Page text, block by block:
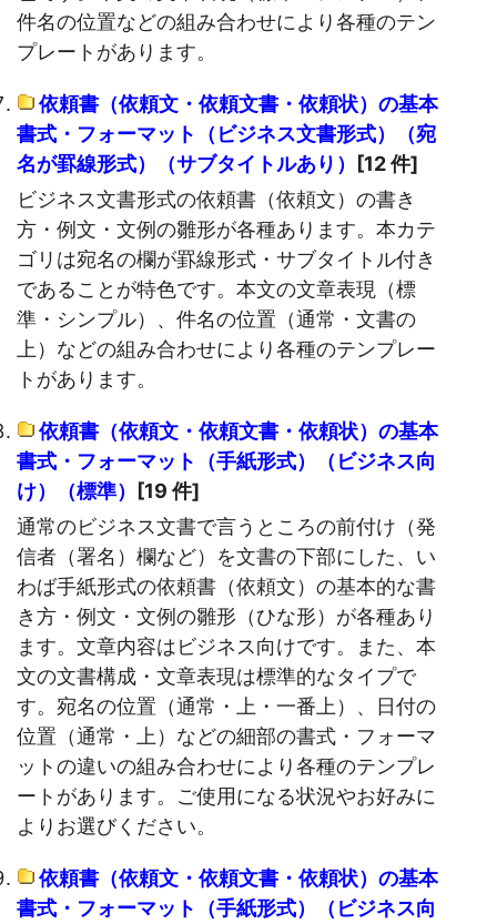
件名の位置などの組み合わせにより各種のテン
プレートがあります。
依頼書（依頼文・依頼文書・依頼状）の基本
書式・フォーマット（ビジネス文書形式）（宛
名が罫線形式）（サブタイトルあり） [12 件]
ビジネス文書形式の依頼書（依頼文）の書き
方・例文・文例の雛形が各種あります。本カテ
ゴリは宛名の欄が罫線形式・サブタイトル付き
であることが特色です。本文の文章表現（標
準・シンプル）、件名の位置（通常・文書の
上）などの組み合わせにより各種のテンプレー
トがあります。
依頼書（依頼文・依頼文書・依頼状）の基本
書式・フォーマット（手紙形式）（ビジネス向
け）（標準） [19 件]
通常のビジネス文書で言うところの前付け（発
信者（署名）欄など）を文書の下部にした、い
わば手紙形式の依頼書（依頼文）の基本的な書
き方・例文・文例の雛形（ひな形）が各種あり
ます。文章内容はビジネス向けです。また、本
文の文書構成・文章表現は標準的なタイプで
す。宛名の位置（通常・上・一番上）、日付の
位置（通常・上）などの細部の書式・フォーマ
ットの違いの組み合わせにより各種のテンプレ
ートがあります。ご使用になる状況やお好みに
よりお選びください。
依頼書（依頼文・依頼文書・依頼状）の基本
書式・フォーマット（手紙形式）（ビジネス向